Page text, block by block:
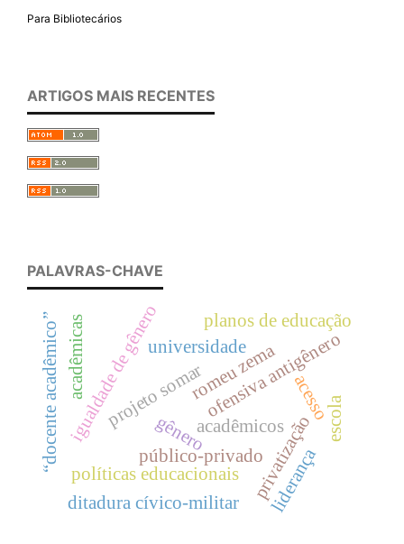
Para Bibliotecários
ARTIGOS MAIS RECENTES
PALAVRAS-CHAVE
privatização
projeto somar
público-privado
romeu zema
igualdade de gênero acadêmicos
acadêmicas universidadeofensiva antigênero
políticas educacionais
planos de educação
gênero
acesso
ditadura cívico-militar
escola
“docente acadêmico”
liderança